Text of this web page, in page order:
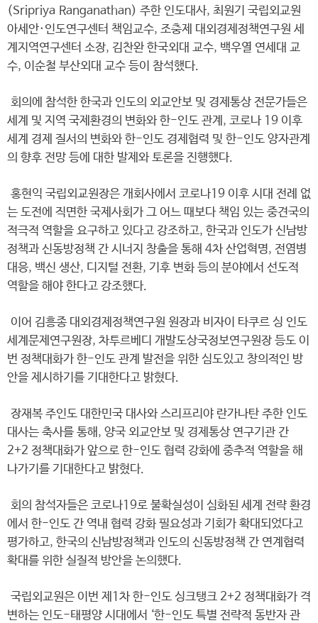
(Sripriya Ranganathan) 주한 인도대사, 최원기 국립외교원
아세안·인도연구센터 책임교수, 조충제 대외경제정책연구원 세
계지역연구센터 소장, 김찬완 한국외대 교수, 백우열 연세대 교
수, 이순철 부산외대 교수 등이 참석했다.
회의에 참석한 한국과 인도의 외교안보 및 경제통상 전문가들은
세계 및 지역 국제환경의 변화와 한-인도 관계, 코로나 19 이후
세계 경제 질서의 변화와 한-인도 경제협력 및 한-인도 양자관계
의 향후 전망 등에 대한 발제와 토론을 진행했다.
홍현익 국립외교원장은 개회사에서 코로나19 이후 시대 전례 없
는 도전에 직면한 국제사회가 그 어느 때보다 책임 있는 중견국의
적극적 역할을 요구하고 있다고 강조하고, 한국과 인도가 신남방
정책과 신동방정책 간 시너지 창출을 통해 4차 산업혁명, 전염병
대응, 백신 생산, 디지털 전환, 기후 변화 등의 분야에서 선도적
역할을 해야 한다고 강조했다.
이어 김흥종 대외경제정책연구원 원장과 비자이 타쿠르 싱 인도
세계문제연구원장, 차투르베디 개발도상국정보연구원장 등도 이
번 정책대화가 한-인도 관계 발전을 위한 심도있고 창의적인 방
안을 제시하기를 기대한다고 밝혔다.
장재복 주인도 대한민국 대사와 스리프리야 란가나탄 주한 인도
대사는 축사를 통해, 양국 외교안보 및 경제통상 연구기관 간
2+2 정책대화가 앞으로 한-인도 협력 강화에 중추적 역할을 해
나가기를 기대한다고 밝혔다.
회의 참석자들은 코로나19로 불확실성이 심화된 세계 전략 환경
에서 한-인도 간 역내 협력 강화 필요성과 기회가 확대되었다고
평가하고, 한국의 신남방정책과 인도의 신동방정책 간 연계협력
확대를 위한 실질적 방안을 논의했다.
국립외교원은 이번 제1차 한-인도 싱크탱크 2+2 정책대화가 격
변하는 인도-태평양 시대에서 ‘한-인도 특별 전략적 동반자 관